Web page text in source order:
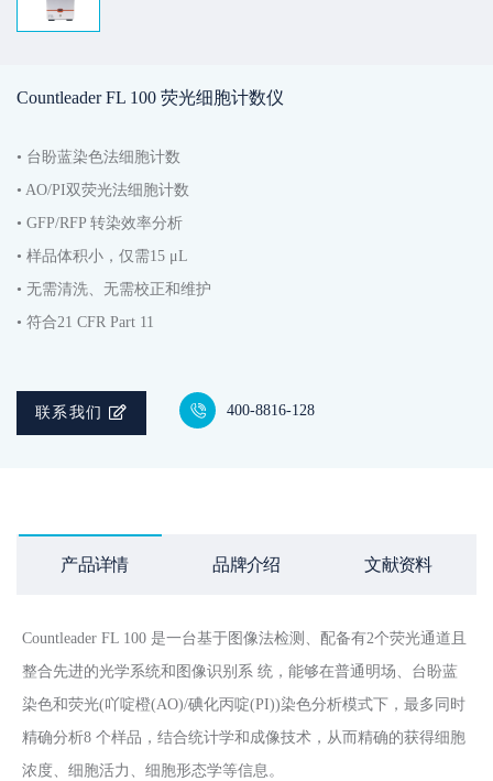
Countleader FL 100 荧光细胞计数仪
• 台盼蓝染色法细胞计数
• AO/PI双荧光法细胞计数
• GFP/RFP 转染效率分析
• 样品体积小，仅需15 μL
• 无需清洗、无需校正和维护
• 符合21 CFR Part 11
联系我们 400-8816-128
产品详情 品牌介绍 文献资料
Countleader FL 100 是一台基于图像法检测、配备有2个荧光通道且
整合先进的光学系统和图像识别系 统，能够在普通明场、台盼蓝
染色和荧光(吖啶橙(AO)/碘化丙啶(PI))染色分析模式下，最多同时
精确分析8 个样品，结合统计学和成像技术，从而精确的获得细胞
浓度、细胞活力、细胞形态学等信息。